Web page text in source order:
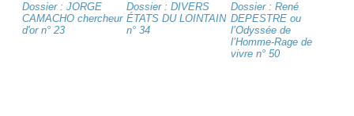
Dossier : JORGE
CAMACHO chercheur
d'or n° 23
Dossier : DIVERS
ÉTATS DU LOINTAIN
n° 34
Dossier : René
DEPESTRE ou
l’Odyssée de
l’Homme-Rage de
vivre n° 50